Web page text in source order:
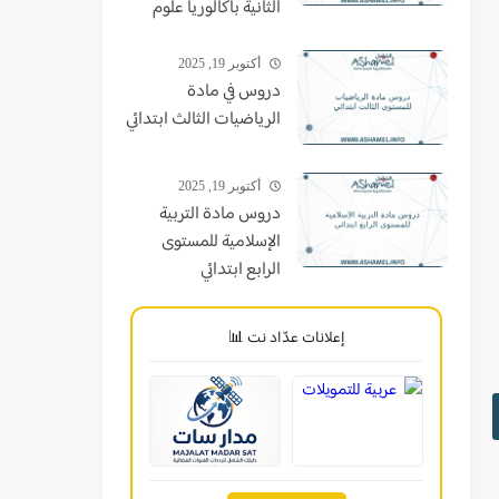
الثانية باكالوريا علوم
أكتوبر 19, 2025
دروس في مادة
الرياضيات الثالث ابتدائي
أكتوبر 19, 2025
دروس مادة التربية
الإسلامية للمستوى
الرابع ابتدائي
إعلانات عدّاد نت 📊